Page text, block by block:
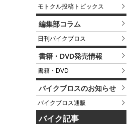
モトクル投稿トピックス
編集部コラム
日刊バイクブロス
書籍・DVD発売情報
書籍・DVD
バイクブロスのお知らせ
バイクブロス通販
バイク記事